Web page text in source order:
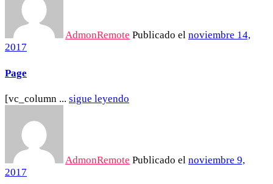
AdmonRemote Publicado el noviembre 14,
2017
Page
[vc_column ... sigue leyendo
AdmonRemote Publicado el noviembre 9,
2017